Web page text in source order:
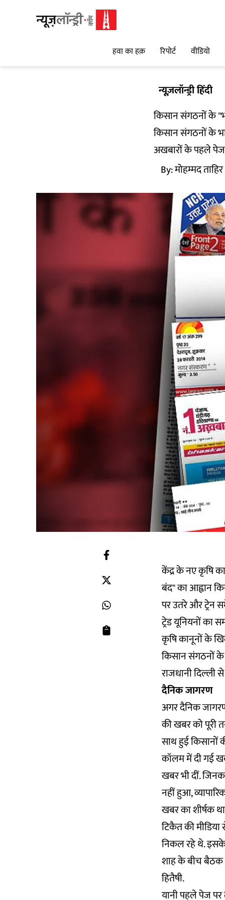
हवा का हक़ रिपोर्ट वीडियो
न्यूज़लॉन्ड्री हिंदी
किसान संगठनों के
किसान संगठनों के
अखबारों के पहले पेज
By:मोहम्मद
केंद्र के नए कृषि
बंद" का आह्वान
पर उतरे और ट्रेन
ट्रेड यूनियनों का
कृषि कानूनों के
किसान संगठनों के
राजधानी दिल्ली
दैनिक जागरण
अगर दैनिक
की खबर को पूरी
साथ हुई किसानों
कॉलम में दी गई
खबर भी दीं.
नहीं हुआ,
खबर का शीर्षक
टिकैत की
निकल रहे थे. इसके
शाह के बीच बैठक
हितैषी.
यानी पहले पेज